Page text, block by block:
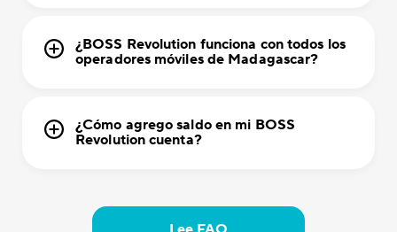
¿BOSS Revolution funciona con todos los
operadores móviles de Madagascar?
¿Cómo agrego saldo en mi BOSS
Revolution cuenta?